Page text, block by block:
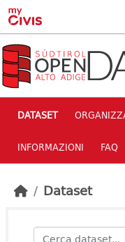
Skip to main content
DATASET
INFORMAZIONI FAQ
Dataset